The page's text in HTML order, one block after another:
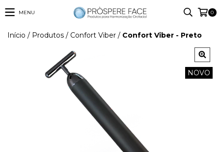
MENU 0
Início / Produtos / Confort Viber / Confort Viber - Preto
NOVO